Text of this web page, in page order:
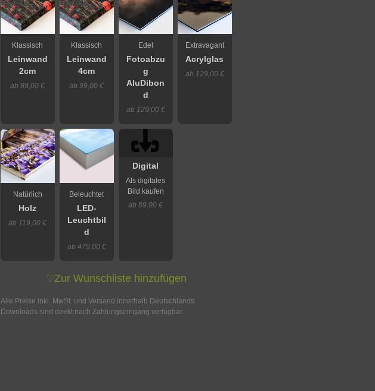
Klassisch
Leinwand
2cm
ab 89,00 €
Klassisch
Leinwand
4cm
ab 99,00 €
Edel
Fotoabzu
g
AluDibon
d
ab 129,00 €
Extravagant
Acrylglas
ab 129,00 €
Natürlich
Holz
ab 119,00 €
Beleuchtet
LED-
Leuchtbil
d
ab 479,00 €
Digital
Als digitales
Bild kaufen
ab 89,00 €
♡Zur Wunschliste hinzufügen
Alle Preise inkl. MwSt. und Versand innerhalb Deutschlands.
Downloads sind direkt nach Zahlungseingang verfügbar.